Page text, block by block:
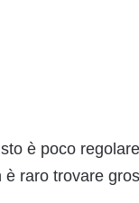
è poco
è raro trovare